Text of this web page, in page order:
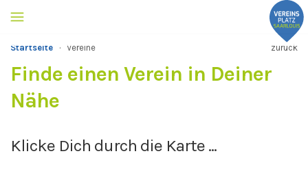
Startseite · Vereine zurück
Finde einen Verein in Deiner
Nähe
Klicke Dich durch die Karte ...